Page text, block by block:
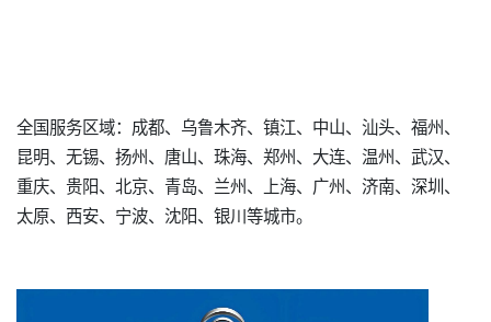
全国服务区域：成都、乌鲁木齐、镇江、中山、汕头、福州、
昆明、无锡、扬州、唐山、珠海、郑州、大连、温州、武汉、
重庆、贵阳、北京、青岛、兰州、上海、广州、济南、深圳、
太原、西安、宁波、沈阳、银川等城市。